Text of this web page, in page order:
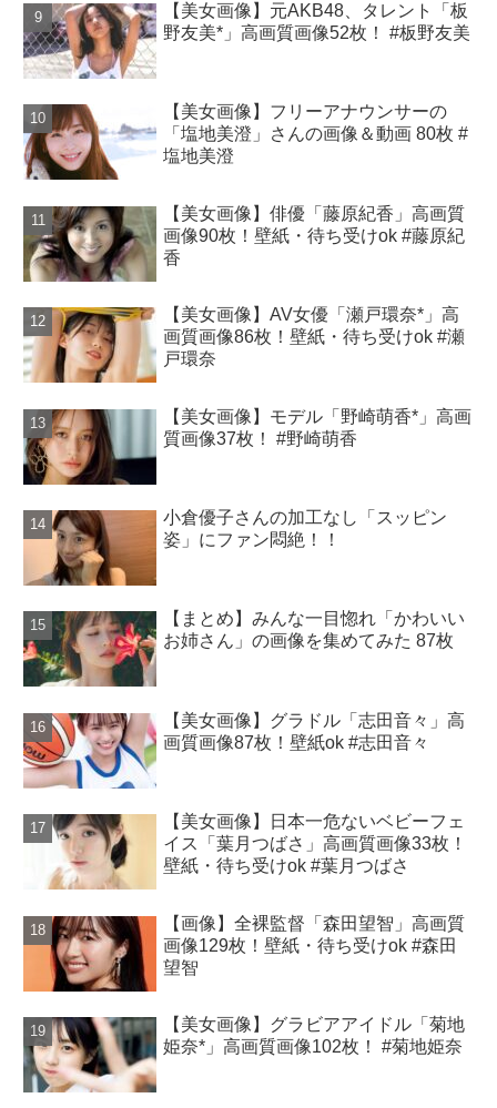
【美女画像】元AKB48、タレント「板
野友美*」高画質画像52枚！ #板野友美
【美女画像】フリーアナウンサーの
「塩地美澄」さんの画像＆動画 80枚 #
塩地美澄
【美女画像】俳優「藤原紀香」高画質
画像90枚！壁紙・待ち受けok #藤原紀
香
【美女画像】AV女優「瀬戸環奈*」高
画質画像86枚！壁紙・待ち受けok #瀬
戸環奈
【美女画像】モデル「野崎萌香*」高画
質画像37枚！ #野崎萌香
小倉優子さんの加工なし「スッピン
姿」にファン悶絶！！
【まとめ】みんな一目惚れ「かわいい
お姉さん」の画像を集めてみた 87枚
【美女画像】グラドル「志田音々」高
画質画像87枚！壁紙ok #志田音々
【美女画像】日本一危ないベビーフェ
イス「葉月つばさ」高画質画像33枚！
壁紙・待ち受けok #葉月つばさ
【画像】全裸監督「森田望智」高画質
画像129枚！壁紙・待ち受けok #森田
望智
【美女画像】グラビアアイドル「菊地
姫奈*」高画質画像102枚！ #菊地姫奈